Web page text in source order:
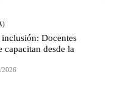
Docentes
capacitan desde la
2026